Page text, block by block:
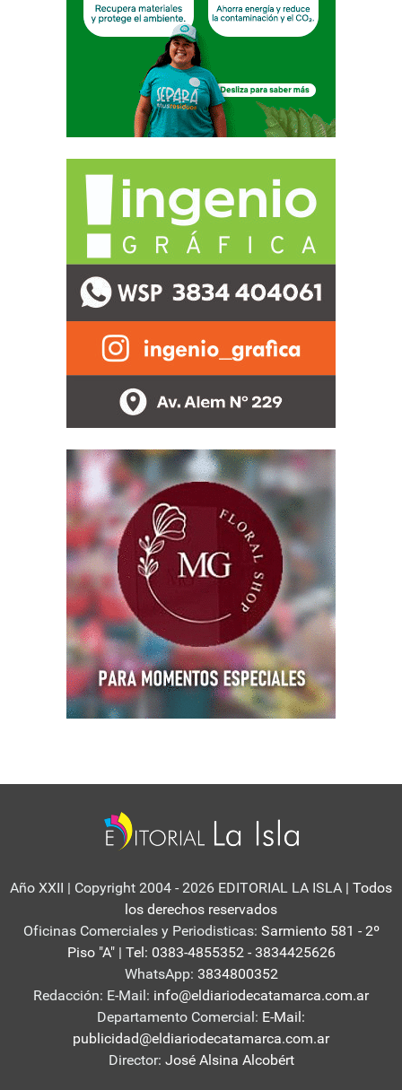
Año XXII | Copyright 2004 - 2026 EDITORIAL LA ISLA | Todos
los derechos reservados
Oficinas Comerciales y Periodisticas: Sarmiento 581 - 2º
Piso "A" | Tel: 0383-4855352 - 3834425626
WhatsApp: 3834800352
Redacción: E-Mail: info@eldiariodecatamarca.com.ar
Departamento Comercial: E-Mail:
publicidad@eldiariodecatamarca.com.ar
Director: José Alsina Alcobért